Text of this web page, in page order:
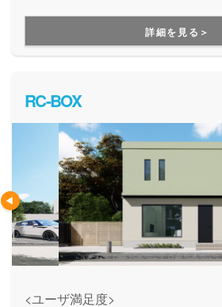
をご提案しています。ベビーカーその
アウトドアグッズを収納できる、そん
いが適正価格で建てられることが大き
詳細を見る＞
RC-BOX
<ユーザ満足度>